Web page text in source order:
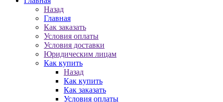
Назад
Главная
Как заказать
Условия оплаты
Условия доставки
Юридическим лицам
Как купить
Назад
Как купить
Как заказать
Условия оплаты